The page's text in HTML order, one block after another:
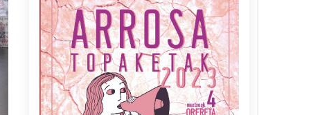
Azaroak 6 Iurretan Arrosa
sarearen IX. topaketak
2021/10/04
Berria egunkarian
elkarrizketa Arrosaren 20
urteez